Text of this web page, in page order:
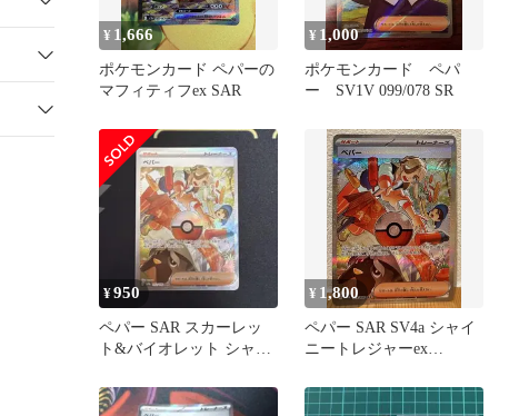
¥ 1,666
ポケモンカード ペパーの
マフィティフex SAR
¥ 1,000
ポケモンカード ペパ
ー SV1V 099/078 SR
¥950
ペパー SAR スカーレッ
ト&バイオレット シャイ
¥ 1,800
ペパー SAR SV4a シャイ
ニートレジャーex